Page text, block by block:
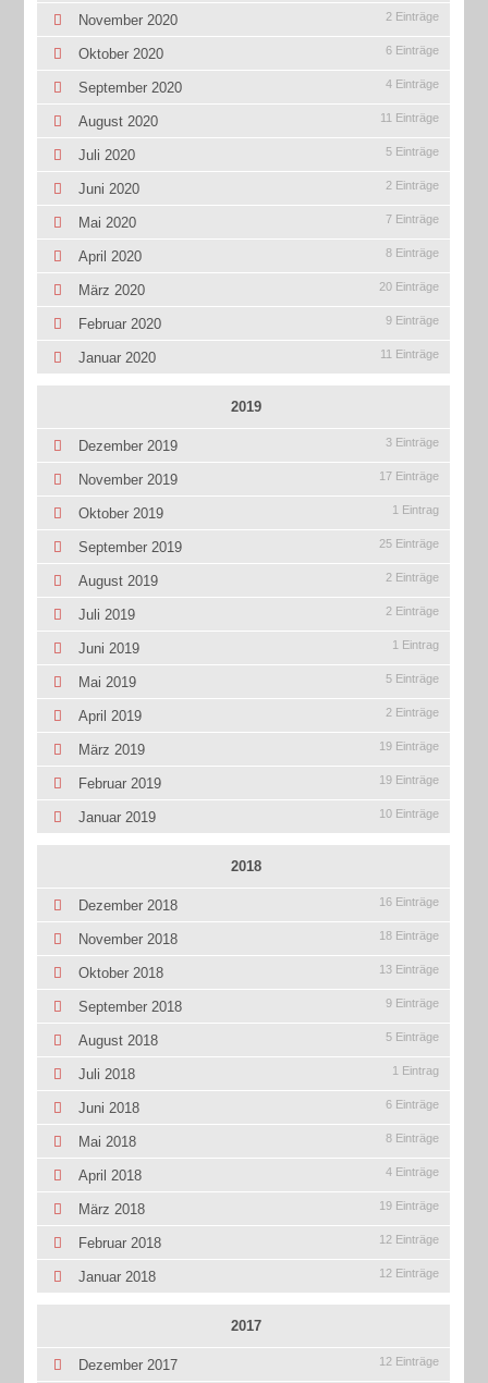
November 2020 2 Einträge
Oktober 2020 6 Einträge
September 2020 4 Einträge
August 2020 11 Einträge
Juli 2020 5 Einträge
Juni 2020 2 Einträge
Mai 2020 7 Einträge
April 2020 8 Einträge
März 2020 20 Einträge
Februar 2020 9 Einträge
Januar 2020 11 Einträge
2019
Dezember 2019 3 Einträge
November 2019 17 Einträge
Oktober 2019 1 Eintrag
September 2019 25 Einträge
August 2019 2 Einträge
Juli 2019 2 Einträge
Juni 2019 1 Eintrag
Mai 2019 5 Einträge
April 2019 2 Einträge
März 2019 19 Einträge
Februar 2019 19 Einträge
Januar 2019 10 Einträge
2018
Dezember 2018 16 Einträge
November 2018 18 Einträge
Oktober 2018 13 Einträge
September 2018 9 Einträge
August 2018 5 Einträge
Juli 2018 1 Eintrag
Juni 2018 6 Einträge
Mai 2018 8 Einträge
April 2018 4 Einträge
März 2018 19 Einträge
Februar 2018 12 Einträge
Januar 2018 12 Einträge
2017
Dezember 2017 12 Einträge